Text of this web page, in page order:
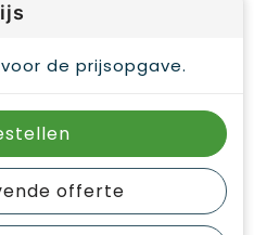
de prijsopgave.
offerte